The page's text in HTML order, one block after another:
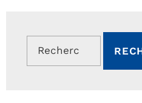
Rechercher :